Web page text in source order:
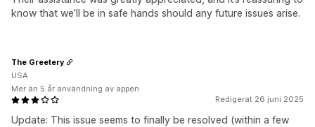
know that we’ll be in safe hands should any future issues arise.
Redigerat 26 juni 2025
Update: This issue seems to finally be resolved (within a few
The Greetery
USA
Mer än 5 år användning av appen